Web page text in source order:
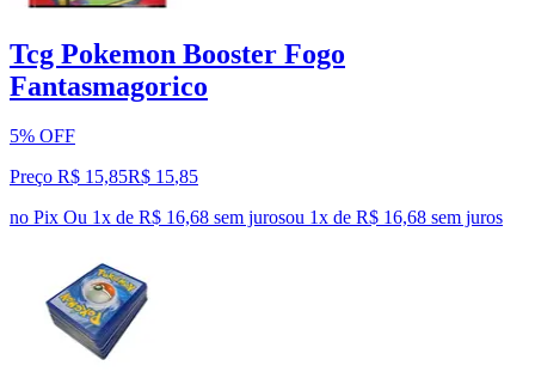
Tcg Pokemon Booster Fogo
Fantasmagorico
5% OFF
Preço R$ 15,85R$ 15,85
no Pix Ou 1x de R$ 16,68 sem jurosou 1x de R$ 16,68 sem juros